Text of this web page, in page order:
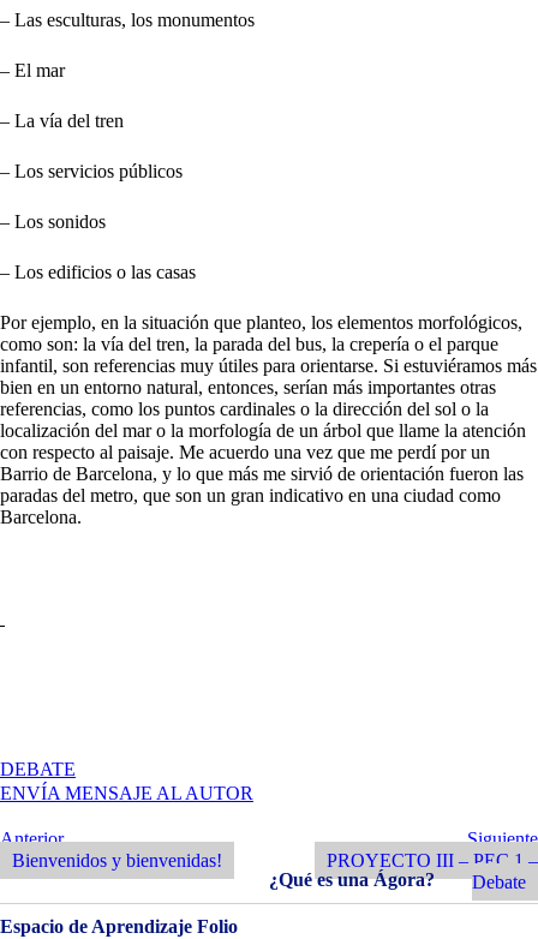
– Las esculturas, los monumentos
– El mar
– La vía del tren
– Los servicios públicos
– Los sonidos
– Los edificios o las casas
Por ejemplo, en la situación que planteo, los elementos morfológicos,
como son: la vía del tren, la parada del bus, la crepería o el parque
infantil, son referencias muy útiles para orientarse. Si estuviéramos más
bien en un entorno natural, entonces, serían más importantes otras
referencias, como los puntos cardinales o la dirección del sol o la
localización del mar o la morfología de un árbol que llame la atención
con respecto al paisaje. Me acuerdo una vez que me perdí por un
Barrio de Barcelona, y lo que más me sirvió de orientación fueron las
paradas del metro, que son un gran indicativo en una ciudad como
Barcelona.
DEBATE
PEC1_DEBATE
ENVÍA MENSAJE AL AUTOR
Navegación
de
entradas
Entrada
Anterior
Anterior
Bienvenidos y bienvenidas!
Siguiente
Entrada
Siguiente
PROYECTO III – PEC 1 –
Debate
¿Qué es una Ágora?
Espacio de Aprendizaje Folio